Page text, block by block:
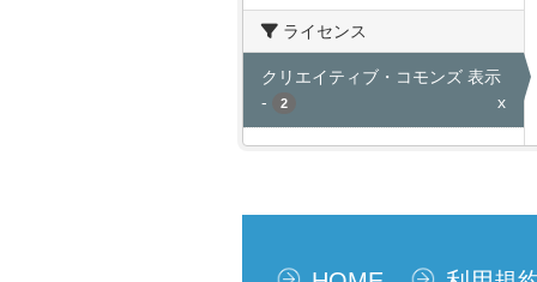
ライセンス
クリエイティブ・コモンズ 表示
-
2 x